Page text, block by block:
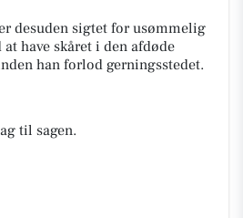
desuden sigtet for usømmelig
have skåret i den afdøde
han forlod gerningsstedet.
til sagen.